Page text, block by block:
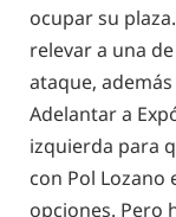
ocupar su
relevar a una
ataque,
Adelantar a
izquierda para
con Pol Lozano
opciones. Pero